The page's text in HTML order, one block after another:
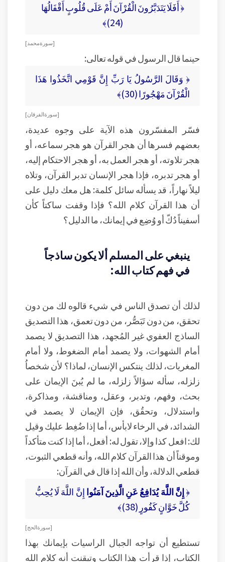
﴿ أَفَلَا يَتَدَبَّرُونَ الْقُرْآنَ أَمْ عَلَى قُلُوبٍ أَقْفَالُهَا
(24)﴾
[ سورة محمد ]
حينما قال الرسول في قوله تعالى:
﴿ وَقَالَ الرَّسُولُ يَا رَبِّ إِنَّ قَوْمِي اتَّخَذُوا هَذَا
الْقُرْآنَ مَهْجُورًا (30)﴾
[ سورة الفرقان ]
فسّر المفسّرون هذه الآية على وجوه عديدة،
بعضهم فسرها أن هجر القرآن هو هجر سماعه، أو
هجر تلاوته، أو هجر العمل به، أو هجر الاحتكام إليه،
أو هجر تدبره، فإذا هجر الإنسان تدبر القرآن، وتلاه
ليلاً نهاراً، قد يسأله سائل كلمة: هل معك دليل على
أن هذا القرآن كلام الله؟ فإذا وقفت ساكتاً كأن
أسفيناً دُكّ أو وُضِع في إيمانك، ما الدليل؟
ينبغي على المسلم ألا يكون ساذجاً
في فهم كتاب الله:
لذلك أن تصدق الناس في شيء قالوه لك من دون
تحقق، من دون تَبَصُّر، من دون تعمق، هذا التصديق
الساذج العفوي غير المُجهد، هذا التصديق لا يصمد
أمام الشهوات، ولا يصمد أمام الضغوط، ولا أمام
المغريات، لذلك ينتكس الإنسان، لماذا؟ لأن شخصاُ
زلزله، سأله سؤالاً زلزله، ما لم يُبنَ الإيمان على
بحث، وفهم، وتدبر، وعقل، ومناقشة، ومذاكرة،
واستدلال، وتحقُق، فإن الإيمان لا يصمد في
الشدائد، في الرخاء لابأس، أما إذا ضُغِط عليك وقيل
لك: افعل كذا وإلا، تقول له: أفعل، أما إذا كنت متأكداً
وموقناً أن هذا القرآن كلام الله، وأنه قطعي الثبوت،
قطعي الدلالة، وأن الله إذا قال في القرآن:
﴿إِنَّ اللَّهَ يُدَافِعُ عَنِ الَّذِينَ آمَنُواإِنَّ اللَّهَ لَا يُحِبُّ
كُلَّ خَوَّانٍ كَفُورٍ (38)﴾
[ سورة الحج ]
تستطيع أن تواجه الجبال الراسيات بإيمانك بهذا
الكتاب، إذا قرأت هذا الكتاب وتيقنت أنه كلام الله